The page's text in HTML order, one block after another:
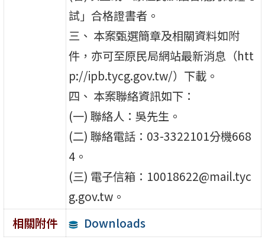
試」合格證書者。
三、 本案甄選簡章及相關資料如附
件，亦可至原民局網站最新消息（htt
p://ipb.tycg.gov.tw/）下載。
四、 本案聯絡資訊如下：
(一) 聯絡人：吳先生。
(二) 聯絡電話：03-3322101分機668
4。
(三) 電子信箱：10018622@mail.tyc
g.gov.tw。
相關附件
Downloads